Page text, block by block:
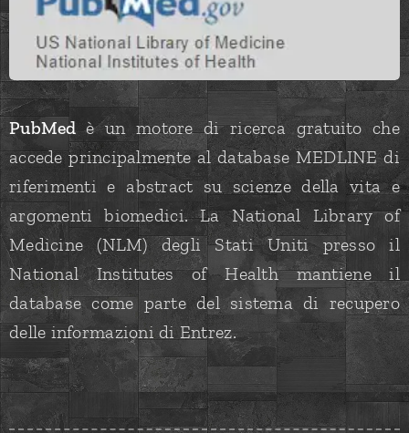
PubMedè un motore di ricerca gratuito che
accede principalmente al database MEDLINE di
riferimenti e abstract su scienze della vita e
argomenti biomedici. La National Library of
Medicine (NLM) degli Stati Uniti presso il
National Institutes of Health mantiene il
database come parte del sistema di recupero
delle informazioni di Entrez.